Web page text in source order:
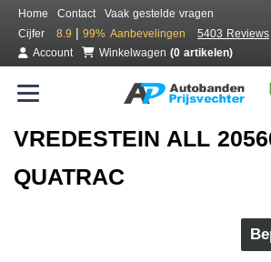
Home Contact
Vaak gestelde vragen
Cijfer
8.9 | 99% Aanbevelingen
5403 Reviews
Account
Winkelwagen (0 artikelen)
VREDESTEIN ALL
QUATRAC